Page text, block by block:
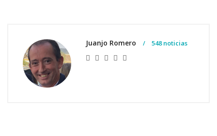
Juanjo Romero 548 noticias